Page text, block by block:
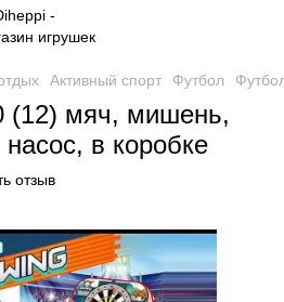
Активный спорт Футбол
(12) мяч, мишень,
в коробке
отзыв